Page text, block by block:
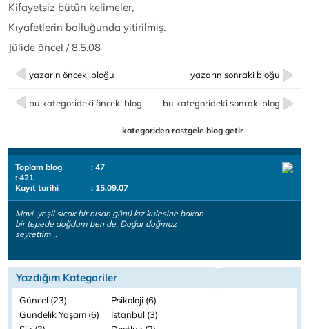
Kifayetsiz bütün kelimeler,
Kıyafetlerin bolluğunda yitirilmiş.
Jülide öncel / 8.5.08
yazarın önceki bloğu yazarın sonraki bloğu
bu kategorideki önceki blog bu kategorideki sonraki blog
kategoriden rastgele blog getir
Toplam blog
: 47
: 421
Kayıt tarihi
: 15.09.07
Mavi–yeşil sıcak bir nisan günü kız kulesine bakan
bir tepede doğdum ben de. Doğar doğmaz
seyrettim ..
Yazdığım Kategoriler
Güncel (23)
Psikoloji (6)
Gündelik Yaşam (6)
İstanbul (3)